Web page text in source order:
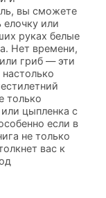
вы сможете
елочку или
руках белые
Нет времени,
гриб — эти
только
цыпленка с
если в
не только
вас к